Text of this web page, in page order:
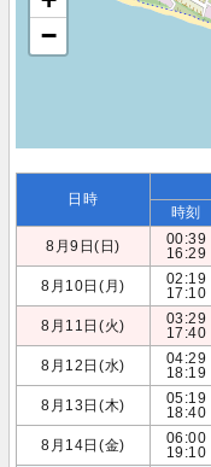
−
日時
時刻
8月9日(日)
00:39
16:29
8月10日(月)
02:19
17:10
8月11日(火)
03:29
17:40
8月12日(水)
04:29
18:19
8月13日(木)
05:19
18:40
8月14日(金)
06:00
19:10